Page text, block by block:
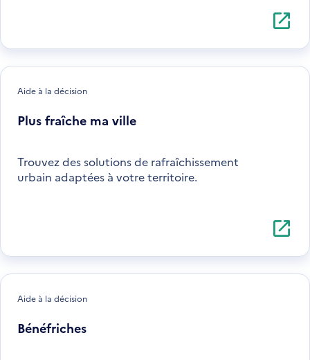
S'ouvre
dans
Aide à la décision
Plus fraîche ma ville
Trouvez des solutions de rafraîchissement
urbain adaptées à votre territoire.
S'ouvre
dans
Aide à la décision
Bénéfriches